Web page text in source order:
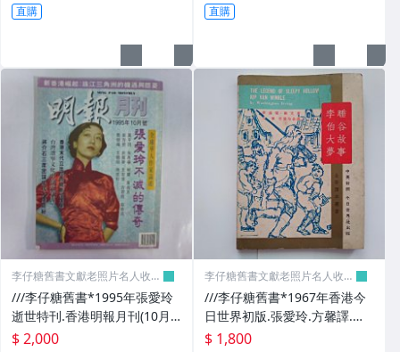
直購 直購
李仔糖舊書文獻老照片名人收藏
///李仔糖舊書*1995年張愛玲
逝世特刊.香港明報月刊(10月
號)(k323)
$ 2,000
李仔糖舊書文獻老照片名人收藏
///李仔糖舊書*1967年香港今
日世界初版.張愛玲.方馨譯.睡
谷故事.李伯大夢(k338)
$ 1,800